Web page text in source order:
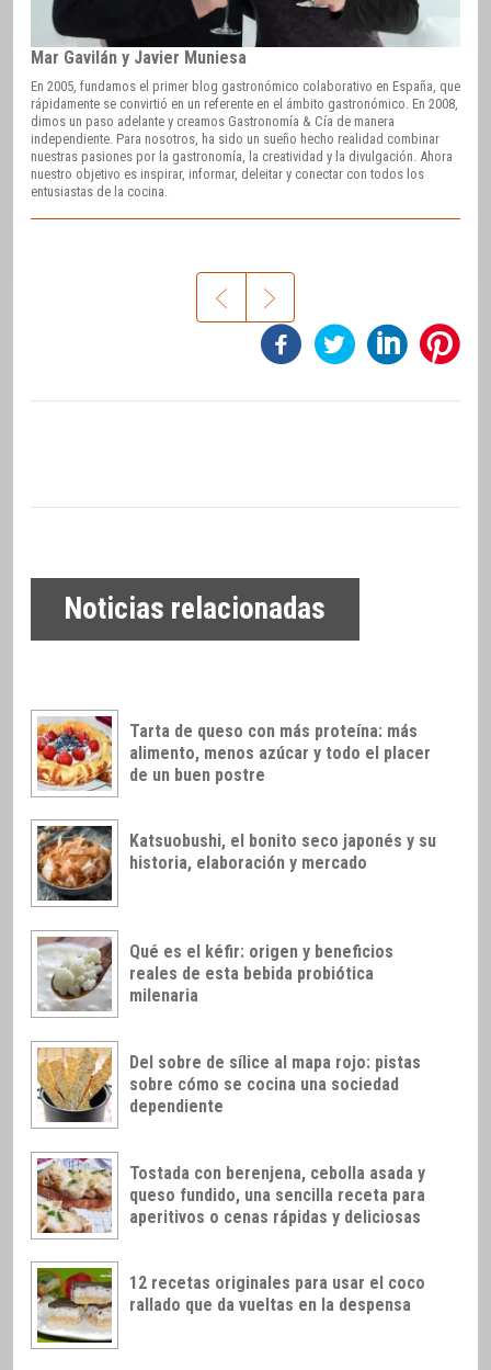
Mar Gavilán y Javier Muniesa
En 2005, fundamos el primer blog gastronómico colaborativo en España, que
rápidamente se convirtió en un referente en el ámbito gastronómico. En 2008,
dimos un paso adelante y creamos Gastronomía & Cía de manera
independiente. Para nosotros, ha sido un sueño hecho realidad combinar
nuestras pasiones por la gastronomía, la creatividad y la divulgación. Ahora
nuestro objetivo es inspirar, informar, deleitar y conectar con todos los
entusiastas de la cocina.
Noticias relacionadas
Tarta de queso con más proteína: más
alimento, menos azúcar y todo el placer
de un buen postre
Katsuobushi, el bonito seco japonés y su
historia, elaboración y mercado
Qué es el kéfir: origen y beneficios
reales de esta bebida probiótica
milenaria
Del sobre de sílice al mapa rojo: pistas
sobre cómo se cocina una sociedad
dependiente
Tostada con berenjena, cebolla asada y
queso fundido, una sencilla receta para
aperitivos o cenas rápidas y deliciosas
12 recetas originales para usar el coco
rallado que da vueltas en la despensa